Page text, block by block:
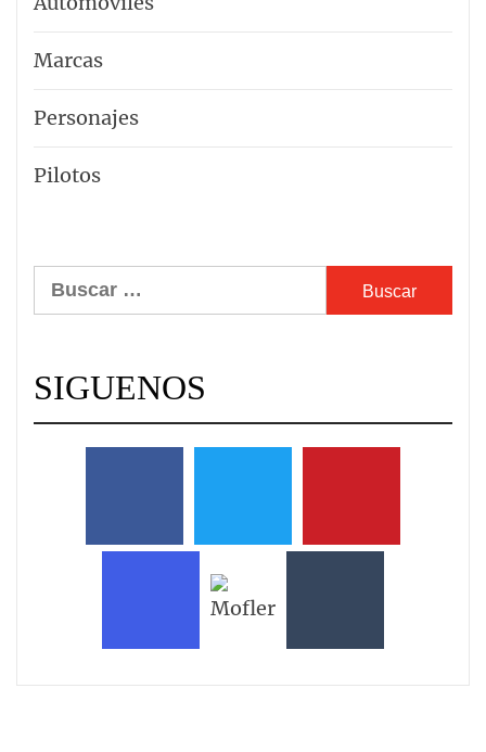
Marcas
Personajes
Pilotos
Buscar:
SIGUENOS